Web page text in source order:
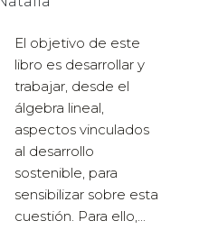
El objetivo de este
libro es desarrollar y
trabajar, desde el
álgebra lineal,
aspectos vinculados
al desarrollo
sostenible, para
sensibilizar sobre esta
cuestión. Para ello,...